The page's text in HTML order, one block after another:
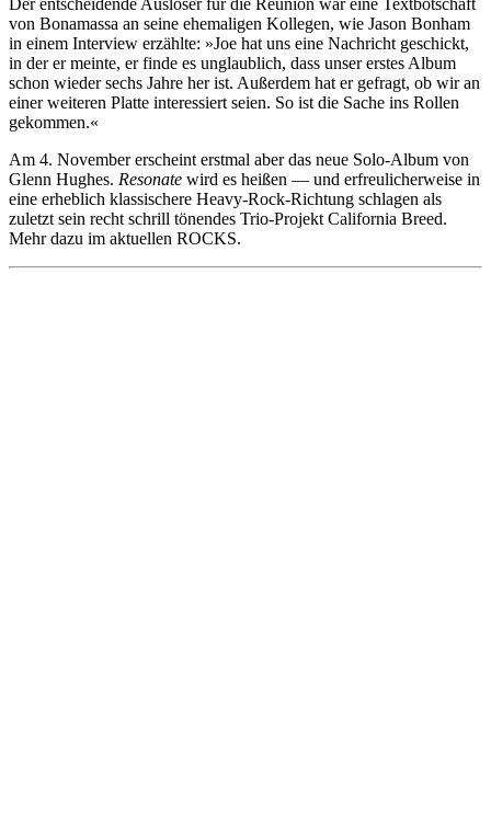
Der entscheidende Auslöser für die Reunion war eine Textbotschaft
von Bonamassa an seine ehemaligen Kollegen, wie Jason Bonham
in einem Interview erzählte: »Joe hat uns eine Nachricht geschickt,
in der er meinte, er finde es unglaublich, dass unser erstes Album
schon wieder sechs Jahre her ist. Außerdem hat er gefragt, ob wir an
einer weiteren Platte interessiert seien. So ist die Sache ins Rollen
gekommen.«
Am 4. November erscheint erstmal aber das neue Solo-Album von
Glenn Hughes. Resonate wird es heißen — und erfreulicherweise in
eine erheblich klassischere Heavy-Rock-Richtung schlagen als
zuletzt sein recht schrill tönendes Trio-Projekt California Breed.
Mehr dazu im aktuellen ROCKS.